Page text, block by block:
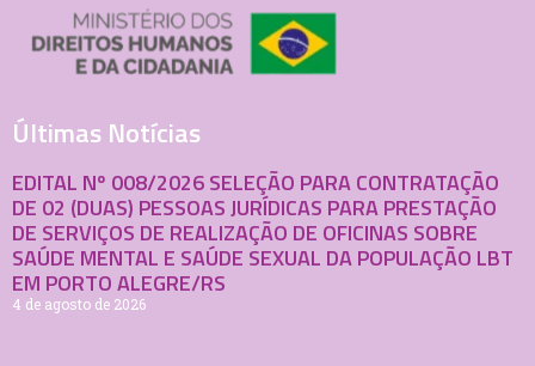
Últimas Notícias
EDITAL Nº 008/2026 SELEÇÃO PARA CONTRATAÇÃO
DE 02 (DUAS) PESSOAS JURÍDICAS PARA PRESTAÇÃO
DE SERVIÇOS DE REALIZAÇÃO DE OFICINAS SOBRE
SAÚDE MENTAL E SAÚDE SEXUAL DA POPULAÇÃO LBT
EM PORTO ALEGRE/RS
4 de agosto de 2026